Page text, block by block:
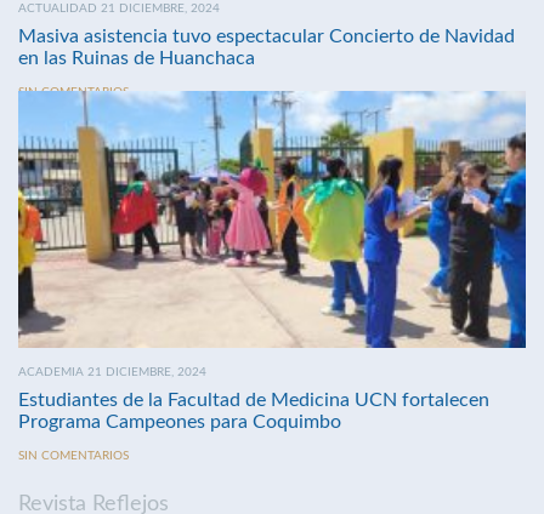
ACTUALIDAD 21 DICIEMBRE, 2024
Masiva asistencia tuvo espectacular Concierto de Navidad
en las Ruinas de Huanchaca
SIN COMENTARIOS
ACADEMIA 21 DICIEMBRE, 2024
Estudiantes de la Facultad de Medicina UCN fortalecen
Programa Campeones para Coquimbo
SIN COMENTARIOS
Revista Reflejos